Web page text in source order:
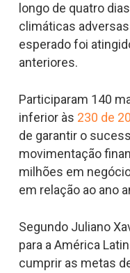
longo de quatro
climáticas
esperado foi
anteriores.
Participaram 140
inferior às 230 de
de garantir o
movimentação
milhões em
em relação ao ano
Segundo Juliano
para a América
cumprir as metas